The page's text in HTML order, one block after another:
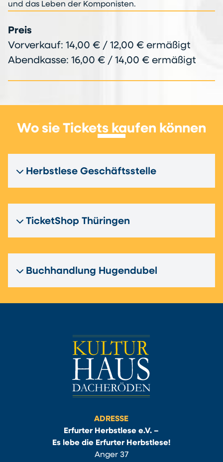
und das Leben der Komponisten.
Preis
Vorverkauf: 14,00 € / 12,00 € ermäßigt
Abendkasse: 16,00 € / 14,00 € ermäßigt
Wo sie Tickets kaufen können
Herbstlese Geschäftsstelle
TicketShop Thüringen
Buchhandlung Hugendubel
ADRESSE
Erfurter Herbstlese e.V. –
Es lebe die Erfurter Herbstlese!
Anger 37